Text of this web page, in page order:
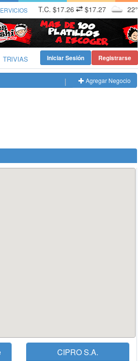
T.C. $17.26 $17.27 22°
TRIVIAS Registrarse
Iniciar Sesión
Agregar Negocio
CIPRO S.A.